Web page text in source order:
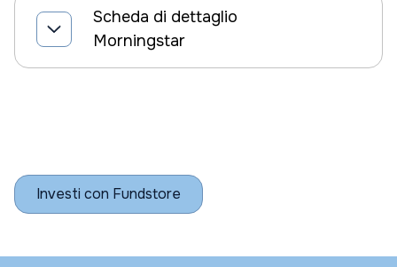
Scheda di dettaglio
Morningstar
Investi con Fundstore